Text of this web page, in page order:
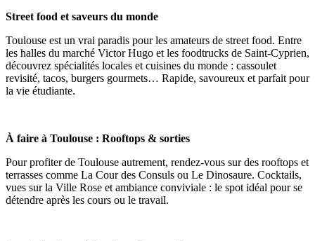
Street food et saveurs du monde
Toulouse est un vrai paradis pour les amateurs de street food. Entre
les halles du marché Victor Hugo et les foodtrucks de Saint-Cyprien,
découvrez spécialités locales et cuisines du monde : cassoulet
revisité, tacos, burgers gourmets… Rapide, savoureux et parfait pour
la vie étudiante.
À faire à Toulouse : Rooftops & sorties
Pour profiter de Toulouse autrement, rendez-vous sur des rooftops et
terrasses comme La Cour des Consuls ou Le Dinosaure. Cocktails,
vues sur la Ville Rose et ambiance conviviale : le spot idéal pour se
détendre après les cours ou le travail.